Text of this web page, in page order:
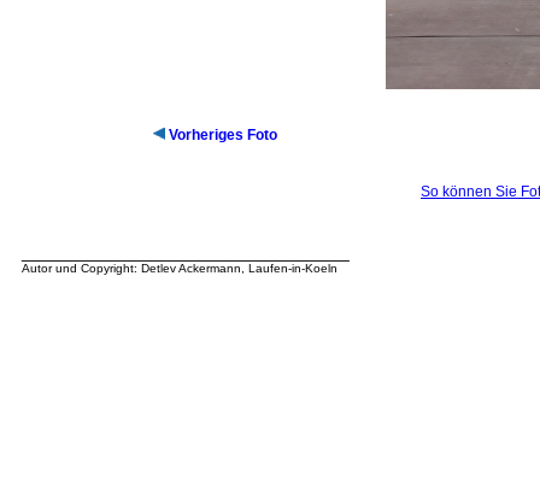
Vorheriges Foto
So können Sie
Autor und Copyright: Detlev Ackermann, Laufen-in-Koeln